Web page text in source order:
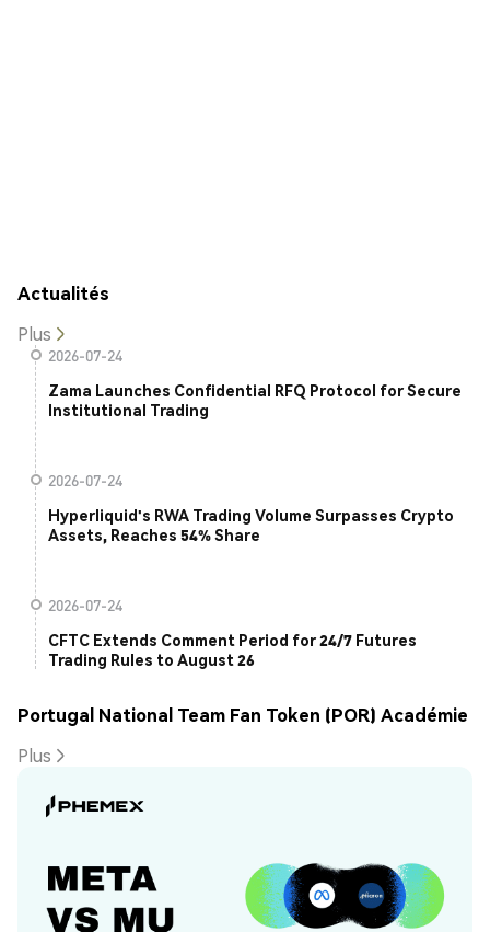
Actualités
Plus
2026-07-24
Zama Launches Confidential RFQ Protocol for Secure
Institutional Trading
2026-07-24
Hyperliquid's RWA Trading Volume Surpasses Crypto
Assets, Reaches 54% Share
2026-07-24
CFTC Extends Comment Period for 24/7 Futures
Trading Rules to August 26
Portugal National Team Fan Token (POR) Académie
Plus